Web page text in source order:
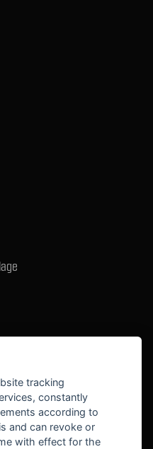
tracking
constantly
according to
and can revoke or
with effect for the